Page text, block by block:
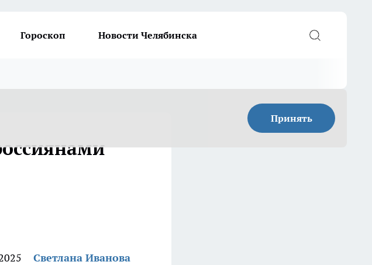
Гороскоп Новости Челябинска
Принять
Светлана Иванова